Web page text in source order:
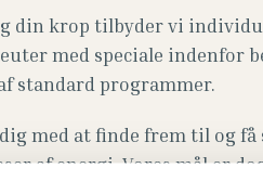
din krop tilbyder vi
med speciale indenfor
standard programmer.
med at finde frem til og
af energi. Vores mål er